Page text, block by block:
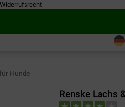
Hunde
Renske Lachs